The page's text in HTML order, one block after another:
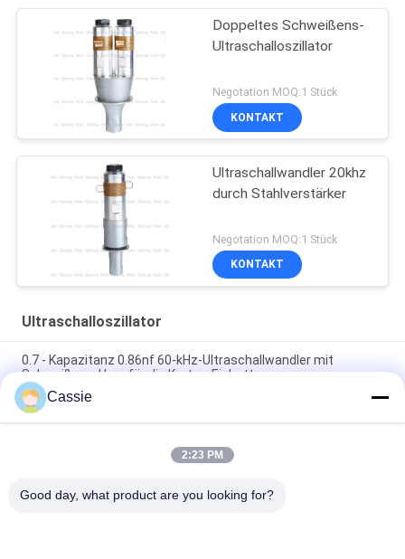
Doppeltes Schweißens-
Ultraschalloszillator
Negotation MOQ:1 Stück
KONTAKT
Ultraschallwandler 20khz
durch Stahlverstärker
Negotation MOQ:1 Stück
KONTAKT
Ultraschalloszillator
0.7 - Kapazitanz 0.86nf 60-kHz-Ultraschallwandler mit
Schweißens-Horn für die Karten-Einbettung
Lieferung der Maske, die notwendige Ultraschallausrüstung
mit Wandler-Dichtung der Keramik-20Khz zusammenbringt
maskieren UltraschallErsatzteile der hohen Leistung 15Khz
Cassie
2:23 PM
Good day, what product are you looking for?